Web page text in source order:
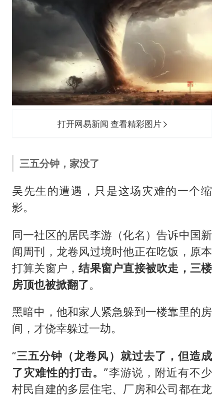
打开网易新闻 查看精彩图片
三五分钟，家没了
吴先生的遭遇，只是这场灾难的一个缩
影。
同一社区的居民李游（化名）告诉中国新
闻周刊，龙卷风过境时他正在吃饭，原本
打算关窗户，结果窗户直接被吹走，三楼
房顶也被掀翻了。
黑暗中，他和家人紧急躲到一楼靠里的房
间，才侥幸躲过一劫。
“三五分钟（龙卷风）就过去了，但造成
了灾难性的打击。”李游说，附近有不少
村民自建的多层住宅、厂房和公司都在龙